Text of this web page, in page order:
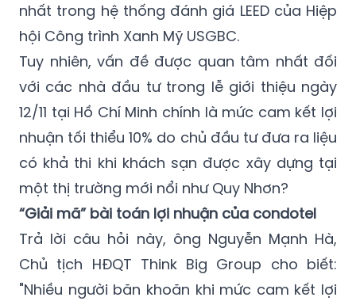
nhất trong hệ thống đánh giá LEED của Hiệp
hội Công trình Xanh Mỹ USGBC.
Tuy nhiên, vấn đề được quan tâm nhất đối
với các nhà đầu tư trong lễ giới thiệu ngày
12/11 tại Hồ Chí Minh chính là mức cam kết lợi
nhuận tối thiểu 10% do chủ đầu tư đưa ra liệu
có khả thi khi khách sạn được xây dựng tại
một thị trường mới nổi như Quy Nhơn?
“Giải mã” bài toán lợi nhuận của condotel
Trả lời câu hỏi này, ông Nguyễn Mạnh Hà,
Chủ tịch HĐQT Think Big Group cho biết:
"Nhiều người băn khoăn khi mức cam kết lợi